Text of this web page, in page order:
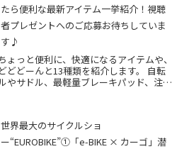
たら便利な最新アイテム一挙紹介！視聴
者プレゼントへのご応募お待ちしていま
す♪
っと便利に、快適になるアイテムや、
どどーんと13種類を紹介します。 自転
やサドル、最軽量ブレーキパッド、注目
世界最大のサイクルショ
ー“EUROBIKE”①「e-BIKE × カーゴ」潜